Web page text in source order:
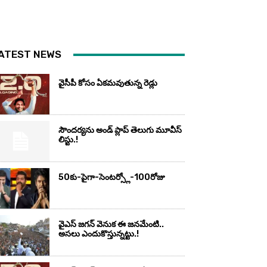
NEWS
వైసీపీ కోసం ఏక‌మ‌వుతున్న రెడ్లు
సౌందర్యను అండ్‌ ప్లాప్‌ తెలుగు మూవీస్‌
లిస్టు.!
50కు-పైగా-సెంటర్స్లో-100రోజు
వైఎస్‌ జగన్‌ వెనుక ఈ జనమేంటి..
అసలు ఎందుకొస్తున్నట్టు.!